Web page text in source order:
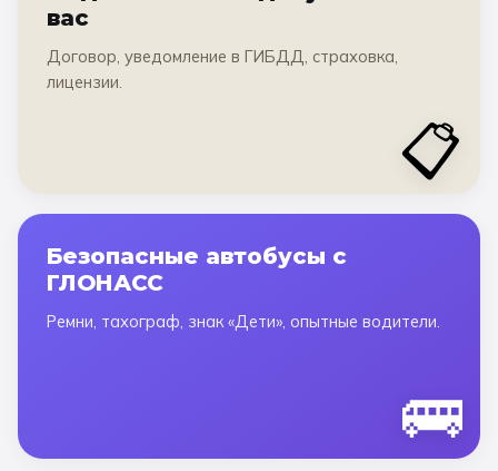
вас
Договор, уведомление в ГИБДД, страховка,
лицензии.
📋
Безопасные автобусы с
ГЛОНАСС
Ремни, тахограф, знак «Дети», опытные водители.
🚌